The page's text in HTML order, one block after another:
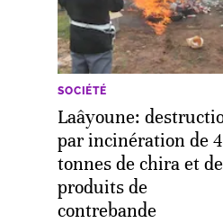
SOCIÉTÉ
Laâyoune:
par incinération de
tonnes de chira et de
produits de
contrebande